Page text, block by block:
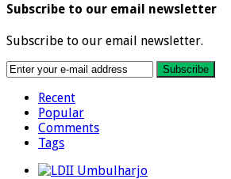
Subscribe to our email newsletter
Subscribe to our email newsletter.
Recent
Popular
Comments
Tags